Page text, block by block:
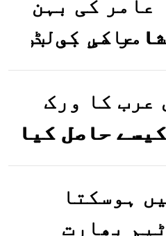
عامر کی بہن
کی بولڈ
وائرل ہو
عرب کا ورک
حاصل کیا
ہے؟جانیے
ہوسکتا
بھارت